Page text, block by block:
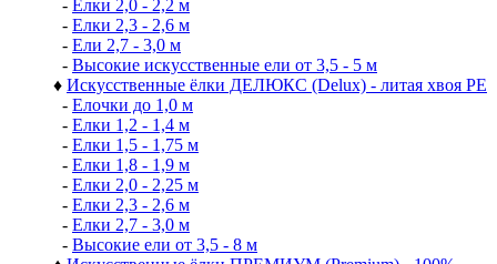
- Елки 2,0 - 2,2 м
- Елки 2,3 - 2,6 м
- Ели 2,7 - 3,0 м
- Высокие искусственные ели от 3,5 - 5 м
♦ Искусственные ёлки ДЕЛЮКС (Delux) - литая хвоя РЕ
- Елочки до 1,0 м
- Елки 1,2 - 1,4 м
- Елки 1,5 - 1,75 м
- Елки 1,8 - 1,9 м
- Елки 2,0 - 2,25 м
- Елки 2,3 - 2,6 м
- Елки 2,7 - 3,0 м
- Высокие ели от 3,5 - 8 м